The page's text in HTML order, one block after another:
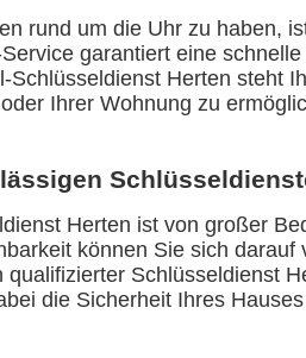
rund um die Uhr zu haben,
garantiert eine
Herten steht
Ihrer Wohnung zu
Herten ist von großer
können Sie sich
Schlüsseldienst
die Sicherheit Ihres